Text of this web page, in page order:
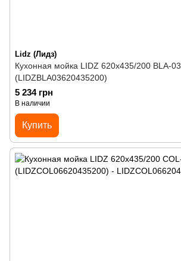
Lidz (Лидз)
Кухонная мойка LIDZ 620x435/200 BLA-03
(LIDZBLA03620435200)
5 234 грн
В наличии
Купить